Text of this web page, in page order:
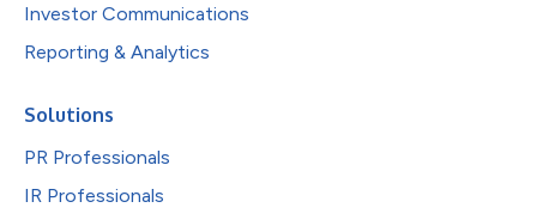
Investor Communications
Reporting & Analytics
Solutions
PR Professionals
IR Professionals